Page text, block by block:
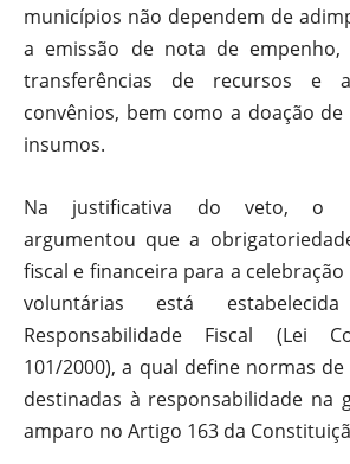
municípios não dependem de
a emissão de nota de empenho,
transferências de recursos e
convênios, bem como a doação
insumos.
Na justificativa do veto, o
argumentou que a
fiscal e financeira para a
voluntárias está
Responsabilidade Fiscal (Lei
101/2000), a qual define normas
destinadas à responsabilidade na
amparo no Artigo 163 da